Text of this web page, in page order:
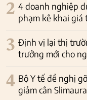
2 4 doanh nghiệp
phạm kê khai giá
3 Định vị lại thị
trưởng mới cho
4 Bộ Y tế đề nghị
giảm cân